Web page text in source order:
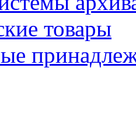
товары